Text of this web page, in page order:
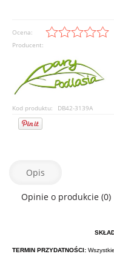
Ocena:
Producent:
Kod produktu: DB42-3139A
Opis
Opinie o produkcie (0)
TERMIN PRZYDATNOŚCI: